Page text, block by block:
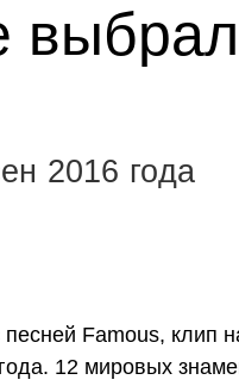
2016 года
Famous, клип
12 мировых